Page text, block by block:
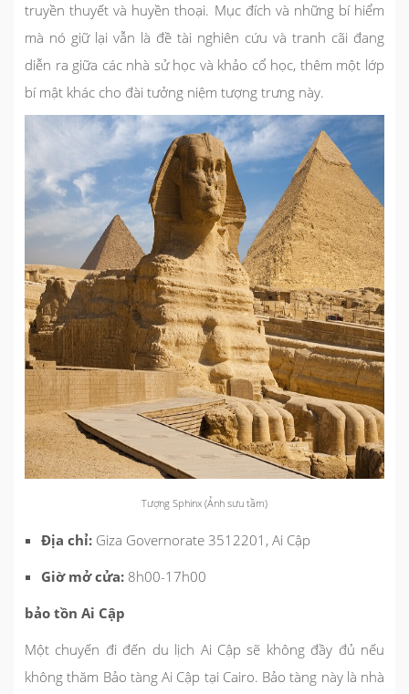
truyền thuyết và huyền thoại. Mục đích và những bí hiểm
mà nó giữ lại vẫn là đề tài nghiên cứu và tranh cãi đang
diễn ra giữa các nhà sử học và khảo cổ học, thêm một lớp
bí mật khác cho đài tưởng niệm tượng trưng này.
Tượng Sphinx (Ảnh sưu tầm)
Địa chỉ: Giza Governorate 3512201, Ai Cập
Giờ mở cửa: 8h00-17h00
bảo tồn Ai Cập
Một chuyến đi đến du lịch Ai Cập sẽ không đầy đủ nếu
không thăm Bảo tàng Ai Cập tại Cairo. Bảo tàng này là nhà